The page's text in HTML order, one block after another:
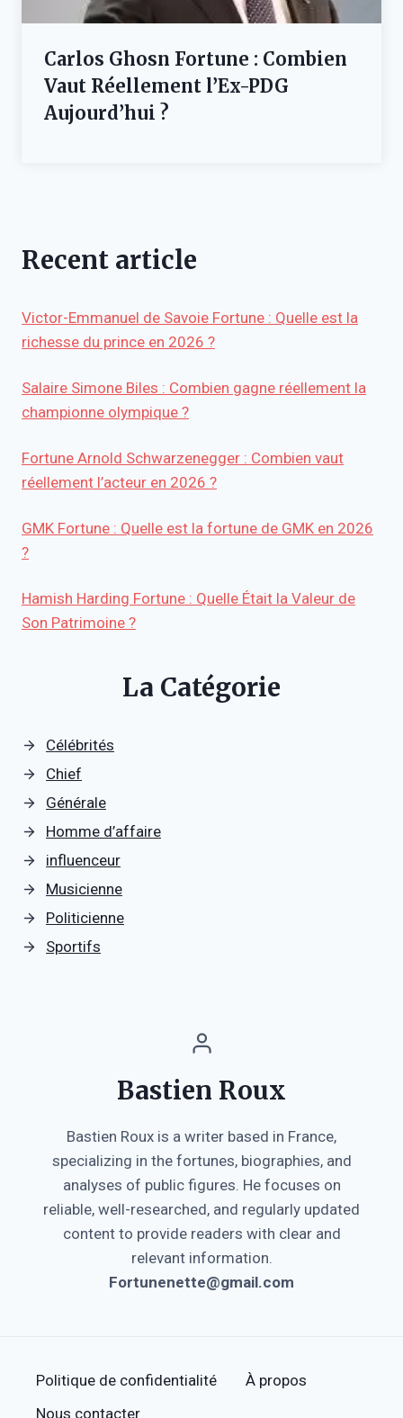
Carlos Ghosn Fortune : Combien
Vaut Réellement l’Ex-PDG
Aujourd’hui ?
Recent article
Victor-Emmanuel de Savoie Fortune : Quelle est la
richesse du prince en 2026 ?
Salaire Simone Biles : Combien gagne réellement la
championne olympique ?
Fortune Arnold Schwarzenegger : Combien vaut
réellement l’acteur en 2026 ?
GMK Fortune : Quelle est la fortune de GMK en 2026
?
Hamish Harding Fortune : Quelle Était la Valeur de
Son Patrimoine ?
La Catégorie
Célébrités
Chief
Générale
Homme d’affaire
influenceur
Musicienne
Politicienne
Sportifs
Bastien Roux
Bastien Roux is a writer based in France,
specializing in the fortunes, biographies, and
analyses of public figures. He focuses on
reliable, well-researched, and regularly updated
content to provide readers with clear and
relevant information.
Fortunenette@gmail.com
Politique de confidentialité
À propos
Nous contacter